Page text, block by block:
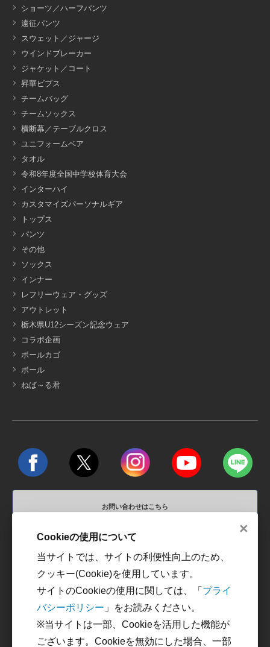
ショーツ／ハーフパンツ
遠征パンツ
スウェット／ジャージ
ウインドブレーカー
ジャケット／コート
昇華ビブス
チームバッグ
チームソックス
横断幕／テーブルクロス
ユニフォームベア
タオル
令和8年度全国中学校体育大会
インターハイ
カスタマイズパーソナルギア
トップス
パンツ
その他
ソックス
インナー
レフリーウェア・グッズ
アウトレット
栃木県U12シーズン記念ウェア
コラボ企画
ボールカゴ
ボール
ねば～る君
お問い合わせはこちら
営業時間 平日10:00～18:00 / 定休日 土、日、祝祭日
運営会社 利用規約
カスタマーハラスメントに
対する方針
基づく表記
×
Cookieの使用について
当サイトでは、サイトの利便性向上のため、
クッキー(Cookie)を使用しています。
サイトのCookieの使用に関しては、「 プライ
バシーポリシー 」をお読みください。
※当サイトは一部、Cookieを活用した機能が
ございます。Cookieを無効にした場合、一部